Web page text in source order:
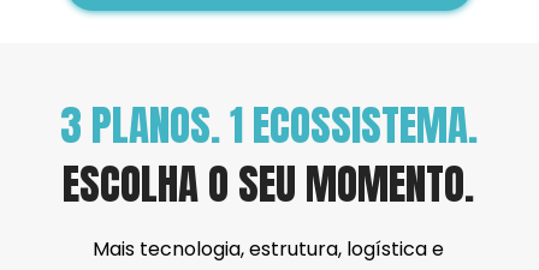
3 PLANOS. 1 ECOSSISTEMA.
ESCOLHA O SEU MOMENTO.
Mais tecnologia, estrutura, logística e